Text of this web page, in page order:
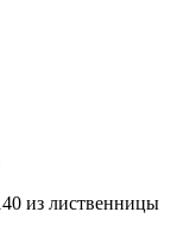
из лиственницы